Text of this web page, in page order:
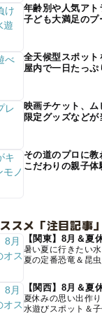
年齢別や人気ア
子ども大満足のプ
全天候型スポット
屋内で一日たっ
映画チケット、ム
限定グッズなどが
その道のプロに教
こだわりの親子体
スメ「注目記事」
【関東】8月＆夏
暑い夏に行きたい
夏の定番恐竜＆昆虫
【関西】8月＆夏
夏休みの思い出作
水遊びスポット＆